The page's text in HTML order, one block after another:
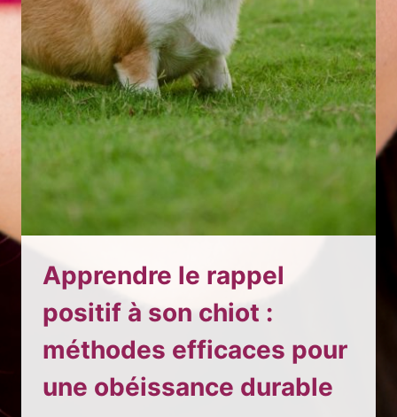
Apprendre le rappel
positif à son chiot :
méthodes efficaces pour
une obéissance durable